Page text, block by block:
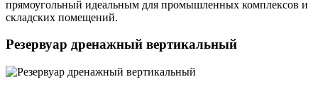
прямоугольный идеальным для промышленных комплексов и
складских помещений.
Резервуар дренажный вертикальный